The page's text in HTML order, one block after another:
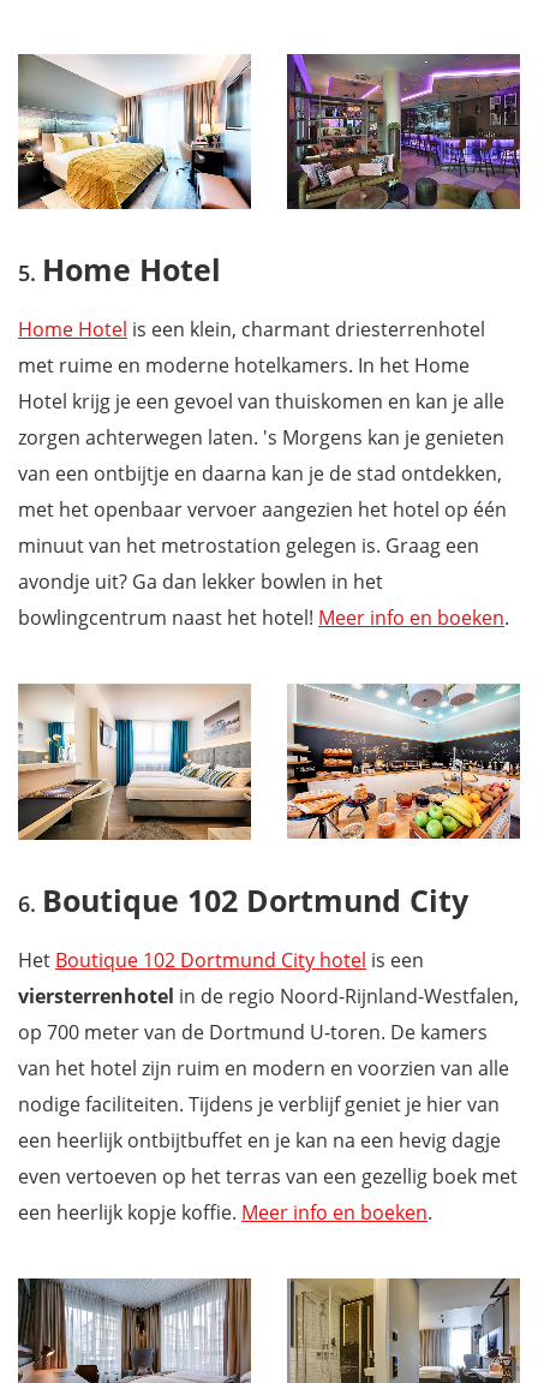
Home Hotel
Home Hotel is een klein, charmant driesterrenhotel
met ruime en moderne hotelkamers. In het Home
Hotel krijg je een gevoel van thuiskomen en kan je alle
zorgen achterwegen laten. 's Morgens kan je genieten
van een ontbijtje en daarna kan je de stad ontdekken,
met het openbaar vervoer aangezien het hotel op één
minuut van het metrostation gelegen is. Graag een
avondje uit? Ga dan lekker bowlen in het
bowlingcentrum naast het hotel! Meer info en boeken.
Boutique 102 Dortmund City
Het Boutique 102 Dortmund City hotel is een
viersterrenhotel in de regio Noord-Rijnland-Westfalen,
op 700 meter van de Dortmund U-toren. De kamers
van het hotel zijn ruim en modern en voorzien van alle
nodige faciliteiten. Tijdens je verblijf geniet je hier van
een heerlijk ontbijtbuffet en je kan na een hevig dagje
even vertoeven op het terras van een gezellig boek met
een heerlijk kopje koffie. Meer info en boeken.